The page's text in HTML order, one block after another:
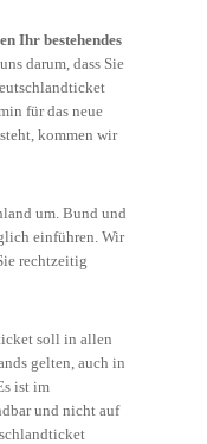
Ihr bestehendes
darum, dass Sie
für das neue
kommen wir
um. Bund und
einführen. Wir
rechtzeitig
soll in allen
gelten, auch in
ist im
und nicht auf